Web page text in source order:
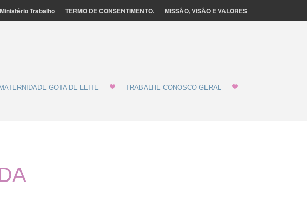
Trabalho TERMO DE CONSENTIMENTO. MISSÃO, VISÃO E VALORES
GOTA DE LEITE TRABALHE CONOSCO GERAL